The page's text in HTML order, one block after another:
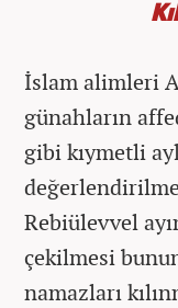
İslam alimleri
günahların
gibi kıymetli
Rebiülevvel
çekilmesi
namazları